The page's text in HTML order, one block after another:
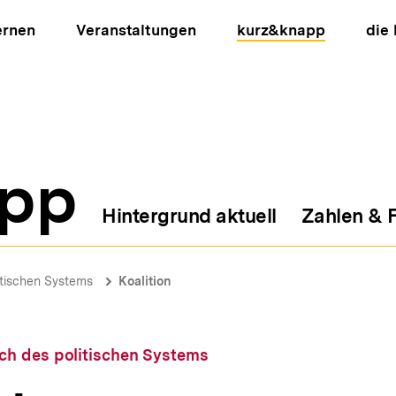
Veranstaltungen kurz&knapp die
Hintergrund aktuell Zahlen &
Systems Koalition
des politischen Systems